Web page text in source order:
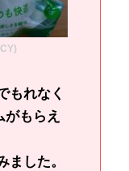
もれなく
もらえ
ました。